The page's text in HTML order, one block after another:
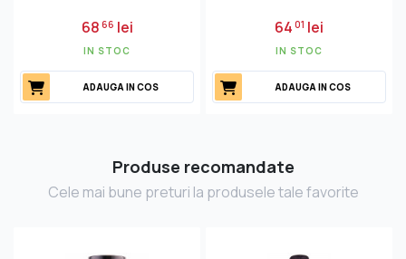
6866 lei
IN STOC
ADAUGA IN COS
6401 lei
IN STOC
ADAUGA IN COS
Produse recomandate
Cele mai bune preturi la produsele tale favorite